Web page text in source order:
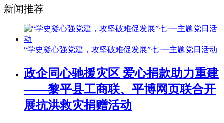
新闻推荐
“学史凝心强党建，攻坚破难促发展”七·一主题党日活动
政企同心驰援灾区 爱心捐款助力重建
——黎平县工商联、平博网页联合开
展抗洪救灾捐赠活动